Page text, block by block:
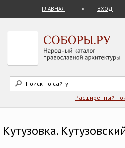
ГЛАВНАЯ ВХОД
Расширенный
Кутузовка.